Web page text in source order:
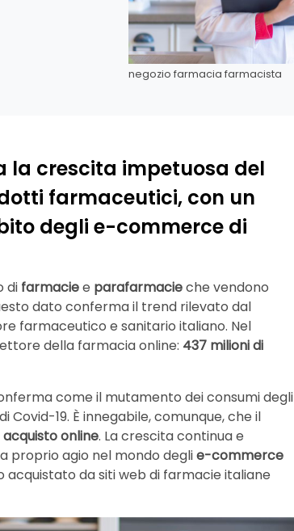
negozio farmacia farmacista
la crescita impetuosa del
farmaceutici, con un
degli e-commerce di
di farmaciee parafarmacieche vendono
dato conferma il trend rilevato dal
farmaceutico e sanitario italiano. Nel
della farmacia online: 437 milioni di
come il mutamento dei consumi degli
19. È innegabile, comunque, che il
acquistoonline. La crescita continua e
proprio agio nel mondo deglie-commerce
acquistato da siti web di farmacie italiane